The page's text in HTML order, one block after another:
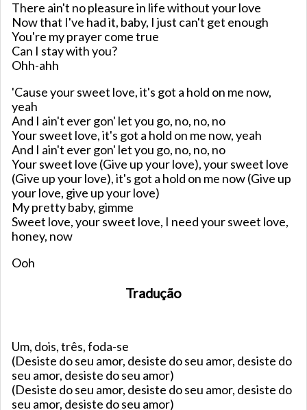
There ain't no pleasure in life without your love
Now that I've had it, baby, I just can't get enough
You're my prayer come true
Can I stay with you?
Ohh-ahh
'Cause your sweet love, it's got a hold on me now,
yeah
And I ain't ever gon' let you go, no, no, no
Your sweet love, it's got a hold on me now, yeah
And I ain't ever gon' let you go, no, no, no
Your sweet love (Give up your love), your sweet love
(Give up your love), it's got a hold on me now (Give up
your love, give up your love)
My pretty baby, gimme
Sweet love, your sweet love, I need your sweet love,
honey, now
Ooh
Tradução
Um, dois, três, foda-se
(Desiste do seu amor, desiste do seu amor, desiste do
seu amor, desiste do seu amor)
(Desiste do seu amor, desiste do seu amor, desiste do
seu amor, desiste do seu amor)